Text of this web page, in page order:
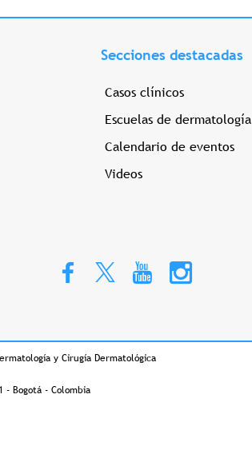
Secciones destacadas
Casos clínicos
Escuelas de dermatología
Calendario de eventos
Videos
y Cirugía Dermatológica
- Bogotá - Colombia